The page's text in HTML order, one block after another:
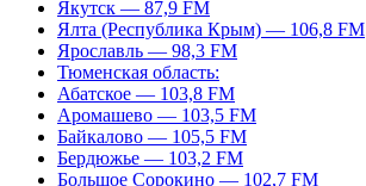
Якутск — 87,9 FM
Ялта (Республика Крым) — 106,8 FM
Ярославль — 98,3 FM
Тюменская область:
Абатское — 103,8 FM
Аромашево — 103,5 FM
Байкалово — 105,5 FM
Бердюжье — 103,2 FM
Большое Сорокино — 102,7 FM